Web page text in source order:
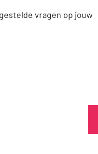
vragen op jouw